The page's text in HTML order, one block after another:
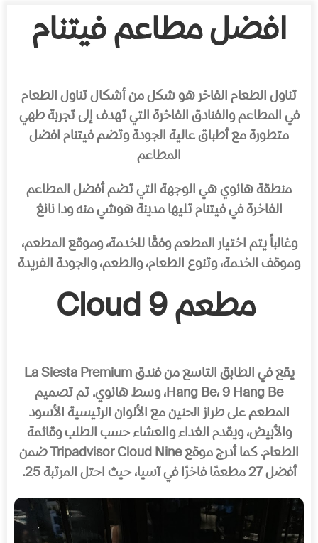
افضل مطاعم فيتنام
تناول الطعام الفاخر هو شكل من أشكال تناول الطعام
في المطاعم والفنادق الفاخرة التي تهدف إلى تجربة طهي
متطورة مع أطباق عالية الجودة وتضم فيتنام افضل
المطاعم
منطقة هانوي هي الوجهة التي تضم أفضل المطاعم
الفاخرة في فيتنام تليها مدينة هوشي منه ودا نانغ
وغالباً يتم اختيار المطعم وفقًا للخدمة، وموقع المطعم،
وموقف الخدمة، وتنوع الطعام، والطعم، والجودة الفريدة
مطعم Cloud 9
يقع في الطابق التاسع من فندق La Siesta Premium
Hang Be، 9 Hang Be، وسط هانوي. تم تصميم
المطعم على طراز الحنين مع الألوان الرئيسية الأسود
والأبيض، ويقدم الغداء والعشاء حسب الطلب وقائمة
الطعام. كما أدرج موقع Tripadvisor Cloud Nine ضمن
أفضل 27 مطعمًا فاخرًا في آسيا، حيث احتل المرتبة 25.